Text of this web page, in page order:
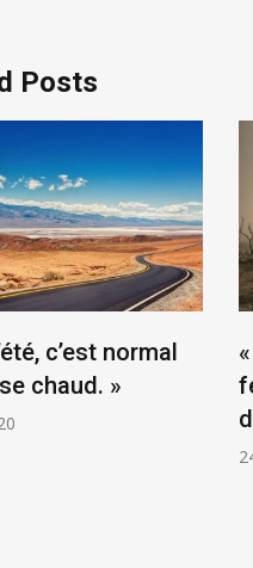
Posts
c’est normal
chaud. »